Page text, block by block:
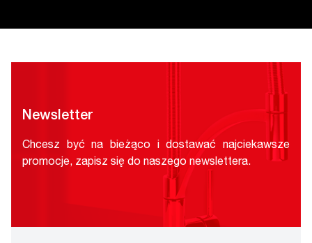
Newsletter
Chcesz być na bieżąco i dostawać najciekawsze
promocje, zapisz się do naszego newslettera.